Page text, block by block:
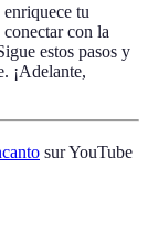
tu
con la
estos pasos y
¡Adelante,
sur YouTube